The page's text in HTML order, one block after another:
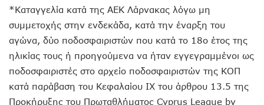
*Καταγγελία κατά της ΑΕΚ Λάρνακας λόγω μη
συμμετοχής στην ενδεκάδα, κατά την έναρξη του
αγώνα, δύο ποδοσφαιριστών που κατά το 18ο έτος της
ηλικίας τους ή προηγούμενα να ήταν εγγεγραμμένοι ως
ποδοσφαιριστές στο αρχείο ποδοσφαιριστών της ΚΟΠ
κατά παράβαση του Κεφαλαίου ΙΧ του άρθρου 13.5 της
Προκήρυξης του Πρωταθλήματος Cyprus League by